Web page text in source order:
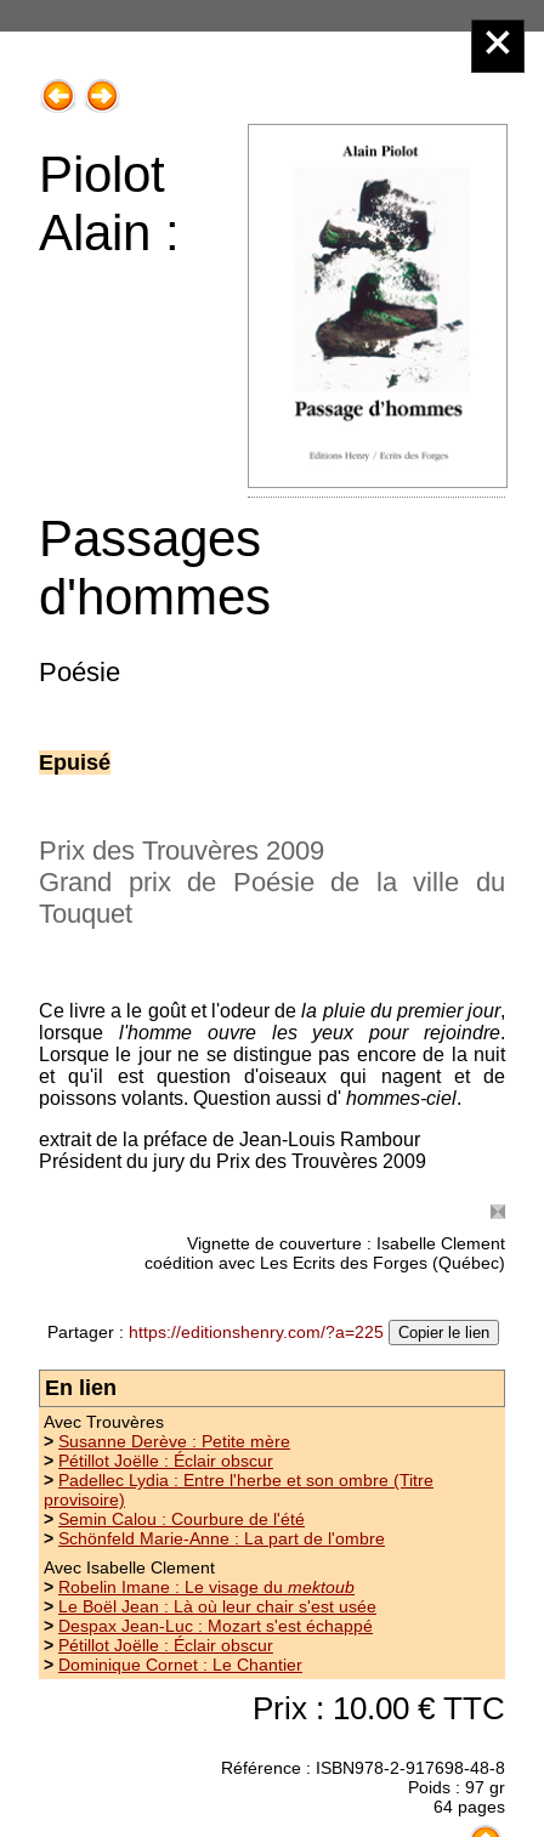
2.Poésie
collection La Main aux Poètes - elle rit elle rit
elle rit et elle laisse le vent jouer avec son
chemisier Lire l'Itinéraire de Délestage n°1032,
du 4 mars 2023, par Claude Vercey :...(suite)
Regy Clara : Blanc
collection Les Écrits du nord poésie - les
moi je n'ai pas encore celle de te nommer...
Piolot
Alain :
Passages
d'hommes
Poésie
Epuisé
Prix des Trouvères 2009
Grand prix de Poésie de la ville du
Touquet
Ce livre a le goût et l'odeur dela pluie du premier jour,
lorsque l'homme ouvre les yeux pour rejoindre.
Lorsque le jour ne se distingue pas encore de la nuit
et qu'il est question d'oiseaux qui nagent et de
poissons volants. Question aussi d' hommes-ciel.
extrait de la préface de Jean-Louis Rambour
Président du jury du Prix des Trouvères 2009
Vignette de couverture : Isabelle Clement
coédition avec Les Ecrits des Forges (Québec)
Partager : https://editionshenry.com/?a=225 Copier le lien
En lien
Avec Trouvères
> Susanne Derève : Petite mère
> Pétillot Joëlle : Éclair obscur
> Padellec Lydia : Entre l'herbe et son ombre (Titre
provisoire)
> Semin Calou : Courbure de l'été
> Schönfeld Marie-Anne : La part de l'ombre
Avec Isabelle Clement
> Robelin Imane : Le visage du mektoub
> Le Boël Jean : Là où leur chair s'est usée
> Despax Jean-Luc : Mozart s'est échappé
> Pétillot Joëlle : Éclair obscur
> Dominique Cornet : Le Chantier
Prix : 10.00 € TTC
Référence : ISBN978-2-917698-48-8
Poids : 97 gr
64 pages